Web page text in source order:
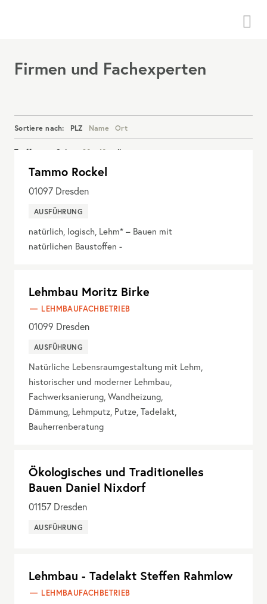
Firmen und Fachexperten
Sortiere nach: PLZ Name Ort
Treffer pro Seite: 20 40 alle
Details anzeigen
Tammo Rockel
01097 Dresden
AUSFÜHRUNG
natürlich, logisch, Lehm* – Bauen mit
natürlichen Baustoffen -
Lehmbau Moritz Birke
LEHMBAUFACHBETRIEB
01099 Dresden
AUSFÜHRUNG
Natürliche Lebensraumgestaltung mit Lehm,
historischer und moderner Lehmbau,
Fachwerksanierung, Wandheizung,
Dämmung, Lehmputz, Putze, Tadelakt,
Bauherrenberatung
Ökologisches und Traditionelles
Bauen Daniel Nixdorf
01157 Dresden
AUSFÜHRUNG
Lehmbau - Tadelakt Steffen Rahmlow
LEHMBAUFACHBETRIEB